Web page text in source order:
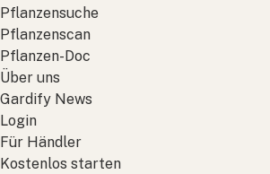
Pflanzensuche
Pflanzenscan
Pflanzen-Doc
Über uns
Gardify News
Login
Für Händler
Kostenlos starten